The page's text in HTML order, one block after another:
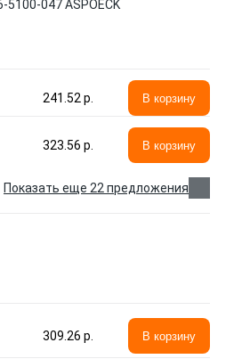
047 ASPOECK
241.52 p. В корзину
323.56 p. В корзину
Показать еще 22 предложения
309.26 p. В корзину